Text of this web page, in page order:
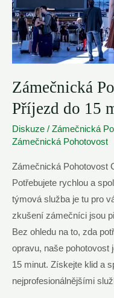
minut
Zámečnická
Příjezd do 15
Diskuze / Zámečnická
Zámečnická Pohotovost
Zámečnická Pohotovost
Potřebujete rychlou a
týmová služba je tu pro
zkušení zámečníci jsou
Bez ohledu na to, zda
opravu, naše pohotovost
15 minut. Získejte klid a
nejprofesionálnějšími